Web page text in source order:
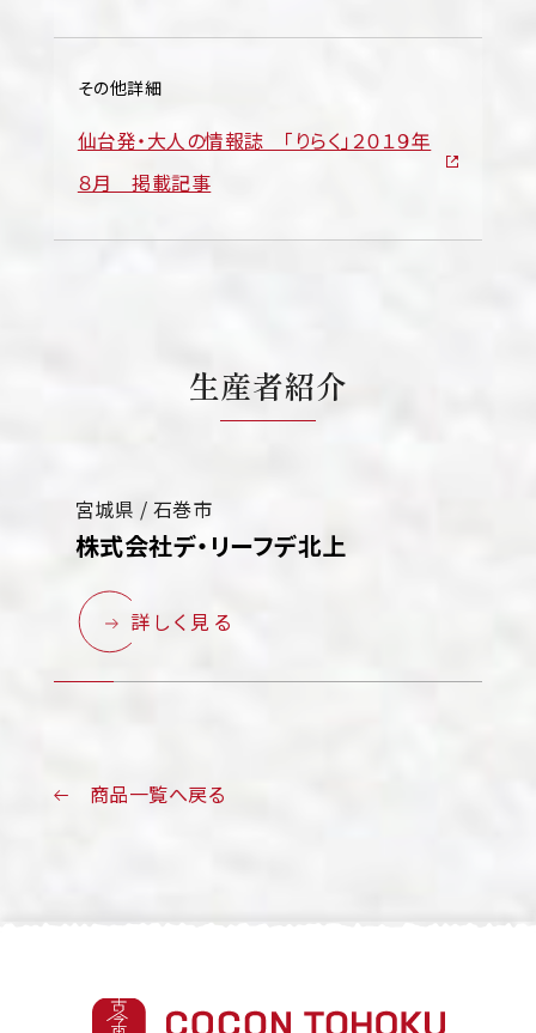
その他詳細
仙台発・大人の情報誌 「りらく」２０１９年
８月 掲載記事
生産者紹介
宮城県 / 石巻市
株式会社デ・リーフデ北上
詳しく見る
商品一覧へ戻る